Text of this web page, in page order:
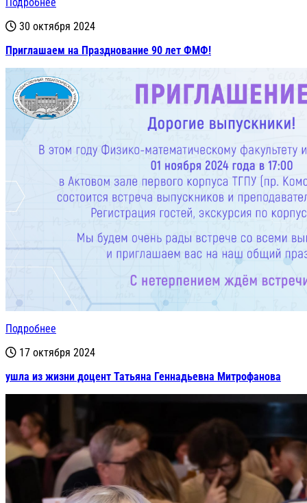
30 октября 2024
Приглашаем на Празднование 90 лет ФМФ!
Подробнее
17 октября 2024
ушла из жизни доцент Татьяна Геннадьевна Митрофанова